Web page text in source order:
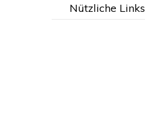
Nützliche Links